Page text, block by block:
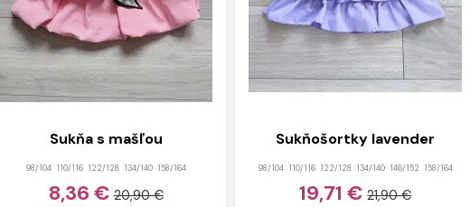
Sukňa s mašľou
98/104 110/116 122/128 134/140 158/164
8,36 €20,90 €
Sukňošortky lavender
98/104 110/116 122/128 134/140 146/152 158/164
19,71 €21,90 €